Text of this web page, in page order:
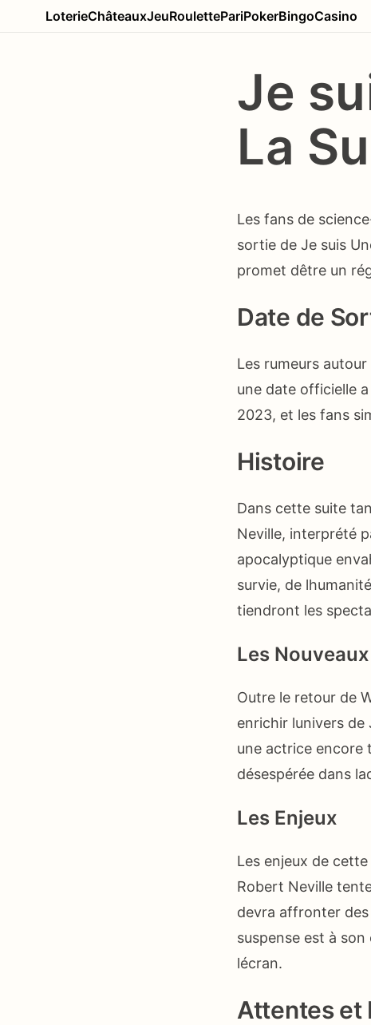
LoterieChâteauxJeuRoulettePariPokerBingoCasino
Je
La
Les fans de
sortie de Je suis
promet dêtre un
Date de
Les rumeurs
une date officielle
2023, et les fans
Histoire
Dans cette suite
Neville, interprété
apocalyptique
survie, de
tiendront les
Les
Outre le retour de
enrichir lunivers de
une actrice encore
désespérée dans
Les Enjeux
Les enjeux de
Robert Neville
devra affronter des
suspense est à
lécran.
Attentes et